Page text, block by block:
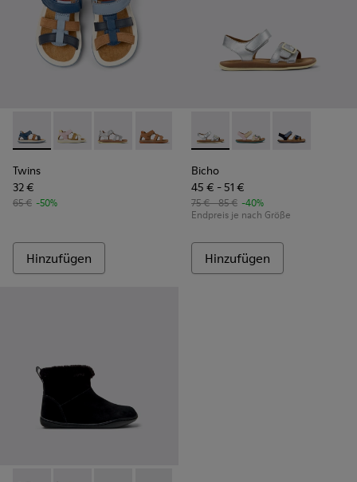
Twins - K800628-007 - Blaue Sandalen aus Leder und
Twins - K800628-008
Twins - K800628-003
Twins - K800628-002
Twins - K800628-001
Twins
32 €
65 € -50%
Hinzufügen
Bicho - K800672-004 -
Bicho - K800672-003
Bicho -
Bicho
45 € - 51 €
75 € - 85 € -40%
Endpreis je nach Größe
Hinzufügen